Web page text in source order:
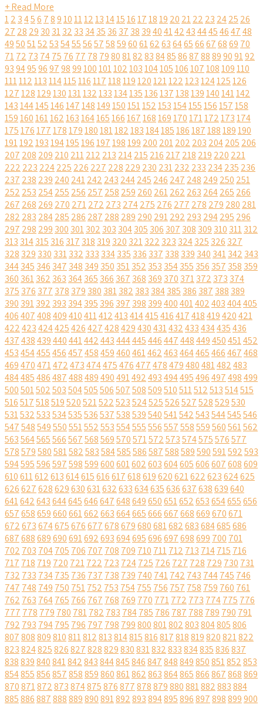
+ Read More
12 3456 78910111213141516171819 20 2122 23 2425 26
27 28 29 30 3132 33 3435 36 37 38 39404142434445464748
495051525354555657585960616263646566676869 70
7172 73 7475 76 77 78 7980818283848586878889909192
93949596979899100101102103104105106107108109110
111112113114115116117118119120121122123124125126
127128129130131132133134135136137138139140141142
143144145146147148149150151152153154155156157158
159160161162163164165166167168169170171172173174
175176177178179180181182183184185186187188189190
191192193194195196197198199 200 201202 203 204205 206
207 208 209 210 211212 213 214215 216 217 218 219 220 221
222 223 224225 226 227 228 229 230 231232 233 234235 236
237 238 239 240 241242 243 244245 246 247 248 249 250 251
252 253 254255 256 257 258 259 260 261262 263 264265 266
267 268 269 270 271272 273 274275 276 277 278 279 280 281
282 283 284285 286 287 288 289 290 291292 293 294295 296
297 298 299 300 301302 303 304305 306 307 308 309 310 311312
313 314315 316 317 318 319 320 321322 323 324325 326 327
328 329 330 331332 333 334335 336 337 338 339 340 341342 343
344345 346 347 348 349 350 351352 353 354355 356 357 358 359
360 361362 363 364365 366 367 368 369 370 371372 373 374
375 376 377 378 379 380 381382 383 384385 386 387 388 389
390 391392 393 394395 396 397 398 399400401402403404405
406407408409410411412413414415416417418419420421
422423424425426427428429430431432433434435436
437438439440441442443444445446447448449450451452
453454455456457458459460461462463464465466467468
469470471472473474475476477478479480481482483
484485486487488489490491492493494495496497498499
500501502503504505506507508509510511512513514515
516517518519520521522523524525526527528529530
531532533534535536537538539540541542543544545546
547548549550551552553554555556557558559560561562
563564565566567568569570571572573574575576577
578579580581582583584585586587588589590591592593
594595596597598599600601602603604605606607608609
610611612613614615616617618619620621622623624625
626627628629630631632633634635636637638639640
641642643644645646647648649650651652653654655656
657658659660661662663664665666667668669670671
672673674675676677678679680681682683684685686
687688689690691692693694695696697698699 700 701
702 703 704705 706 707 708 709 710 711712 713 714715 716
717 718 719 720 721722 723 724725 726 727 728 729 730 731
732 733 734735 736 737 738 739 740 741742 743 744745 746
747 748 749 750 751752 753 754755 756 757 758 759 760 761
762 763 764765 766 767 768 769 770 771772 773 774775 776
777 778 779 780 781782 783 784785 786 787 788 789 790 791
792 793 794795 796 797 798 799800801802803804805806
807808809810811812813814815816817818819820821822
823824825826827828829830831832833834835836837
838839840841842843844845846847848849850851852853
854855856857858859860861862863864865866867868869
870871872873874875876877878879880881882883884
885886887888889890891892893894895896897898899900